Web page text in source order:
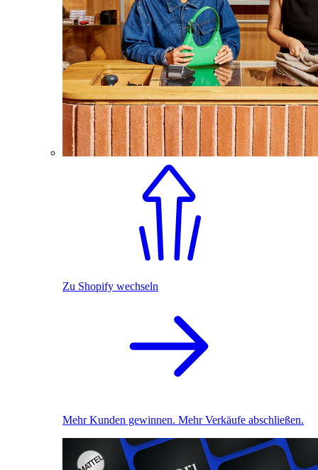
Zu Shopify wechseln
Mehr Kunden gewinnen. Mehr Verkäufe abschließen.